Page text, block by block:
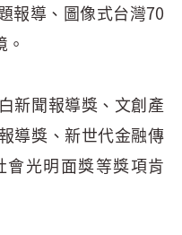
報導、圖像式台灣70
新聞報導獎、文創產
導獎、新世代金融傳
光明面獎等獎項肯